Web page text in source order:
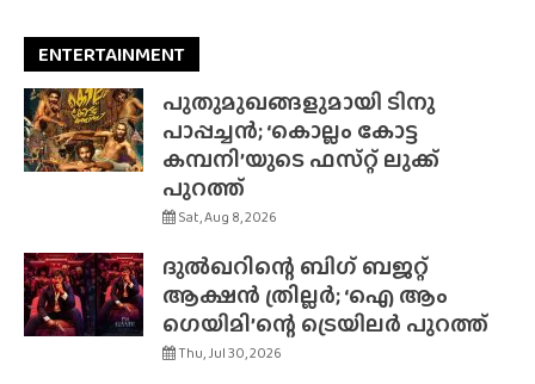
ENTERTAINMENT
പുതുമുഖങ്ങളുമായി ടിനു
പാപ്പച്ചൻ; ‘കൊല്ലം കോട്ട
കമ്പനി’യുടെ ഫസ്‌റ്റ് ലുക്ക്
പുറത്ത്
Sat, Aug 8, 2026
ദുൽഖറിന്റെ ബിഗ് ബജറ്റ്
ആക്ഷൻ ത്രില്ലർ; ‘ഐ ആം
ഗെയിമി’ന്റെ ട്രെയിലർ പുറത്ത്
Thu, Jul 30, 2026